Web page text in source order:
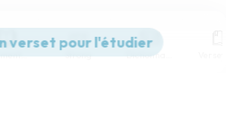
Commentaires Strong